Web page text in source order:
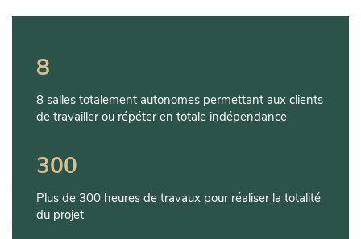
8
8 salles totalement autonomes permettant aux clients
de travailler ou répéter en totale indépendance
300
Plus de 300 heures de travaux pour réaliser la totalité
du projet